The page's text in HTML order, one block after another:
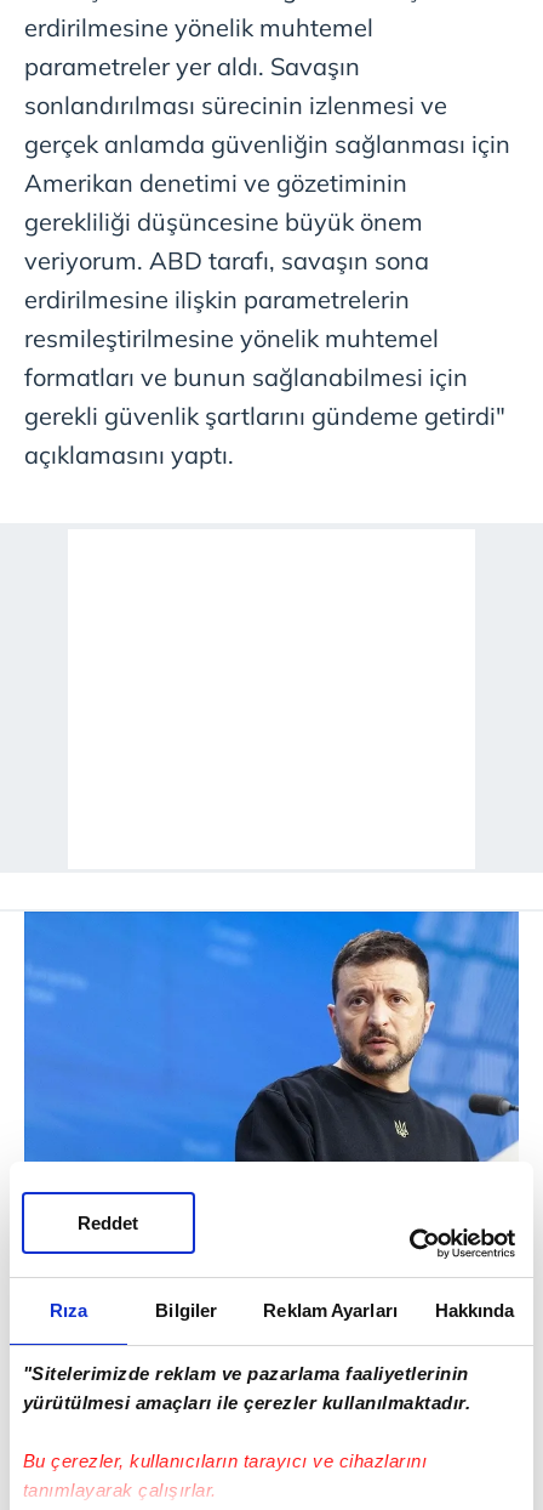
Rıza Bilgiler Reklam Ayarları Hakkında
"Sitelerimizde reklam ve pazarlama faaliyetlerinin
yürütülmesi amaçları ile çerezler kullanılmaktadır.
Bu çerezler, kullanıcıların tarayıcı ve cihazlarını
tanımlayarak çalışırlar.
Reddet
erdirilmesine yönelik muhtemel
parametreler yer aldı. Savaşın
sonlandırılması sürecinin izlenmesi ve
gerçek anlamda güvenliğin sağlanması için
Amerikan denetimi ve gözetiminin
gerekliliği düşüncesine büyük önem
veriyorum. ABD tarafı, savaşın sona
erdirilmesine ilişkin parametrelerin
resmileştirilmesine yönelik muhtemel
formatları ve bunun sağlanabilmesi için
gerekli güvenlik şartlarını gündeme getirdi"
açıklamasını yaptı.
"YENİ TOPLANTILAR GELECEK HAFTA
GERÇEKLEŞTİRİLEBİLİR"
Ukraynalı lider, "Gerçekleştirilen
görüşmelerin sonucunda, taraflar
müzakerelerin her yönünü kendi